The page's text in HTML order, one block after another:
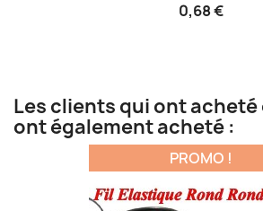
0,68 €
Les clients qui ont
ont également acheté :
PROMO !